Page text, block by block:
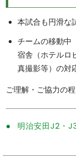
本試合も円滑な
チームの移動中
宿舎（ホテルロ
真撮影等）の対
ご理解・ご協力の
明治安田J2・